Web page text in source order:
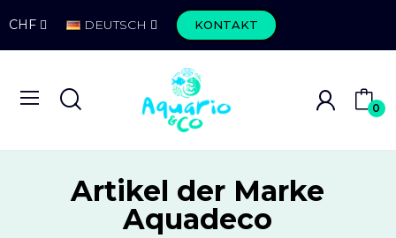
CHF DEUTSCH KONTAKT
0
Artikel der Marke
Aquadeco